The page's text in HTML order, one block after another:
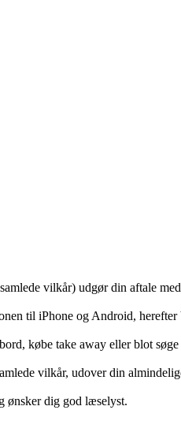
vilkår) udgør din aftale
til iPhone og Android,
købe take away eller blot
vilkår, udover din
ønsker dig god læselyst.